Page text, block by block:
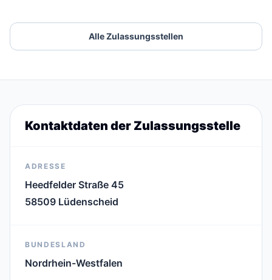
Alle Zulassungsstellen
Kontaktdaten der Zulassungsstelle
ADRESSE
Heedfelder Straße 45
58509 Lüdenscheid
BUNDESLAND
Nordrhein-Westfalen